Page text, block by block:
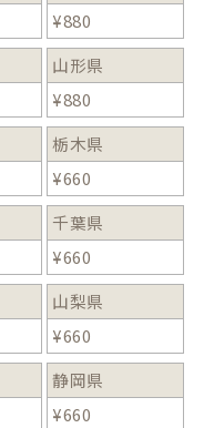
¥880
山形県
¥880
栃木県
¥660
千葉県
¥660
山梨県
¥660
静岡県
¥660